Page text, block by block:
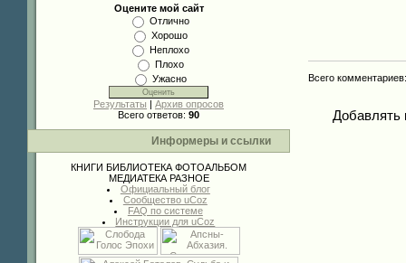
Оцените мой сайт
Отлично
Хорошо
Неплохо
Плохо
Ужасно
Результаты | Архив опросов
Всего ответов: 90
Информеры и ссылки
КНИГИ БИБЛИОТЕКА ФОТОАЛЬБОМ
МЕДИАТЕКА РАЗНОЕ
Официальный блог
Сообщество uCoz
FAQ по системе
Инструкции для uCoz
Всего комментариев
Добавлять